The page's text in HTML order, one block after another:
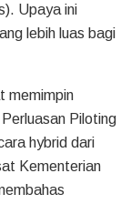
Upaya ini
lebih luas bagi
memimpin
Piloting
hybrid dari
Kementerian